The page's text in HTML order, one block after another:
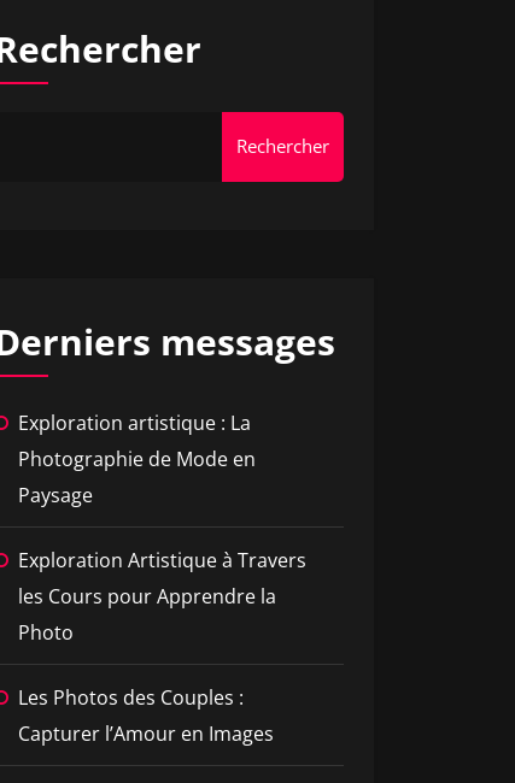
Rechercher
messages
Exploration artistique : La
Photographie de Mode en
Paysage
Exploration Artistique à Travers
les Cours pour Apprendre la
Photo
Les Photos des Couples :
Capturer l’Amour en Images